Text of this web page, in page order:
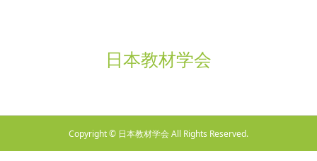
日本教材学会
Copyright © 日本教材学会 All Rights Reserved.